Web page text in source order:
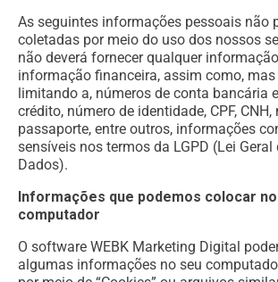
As seguintes informações pessoais não
coletadas por meio do uso dos nossos
não deverá fornecer qualquer
informação financeira, assim como, mas
limitando a, números de conta bancária
crédito, número de identidade, CPF, CNH,
passaporte, entre outros, informações
sensíveis nos termos da LGPD (Lei Geral
Dados).
Informações que podemos colocar
computador
O software WEBK Marketing Digital
algumas informações no seu